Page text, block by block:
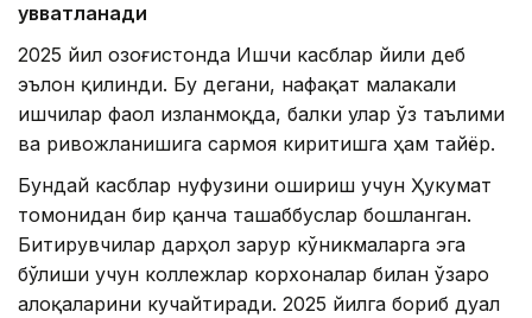
қувватланади
2025 йил Қозоғистонда Ишчи касблар йили деб
эълон қилинди. Бу дегани, нафақат малакали
ишчилар фаол изланмоқда, балки улар ўз таълими
ва ривожланишига сармоя киритишга ҳам тайёр.
Бундай касблар нуфузини ошириш учун Ҳукумат
томонидан бир қанча ташаббуслар бошланган.
Битирувчилар дарҳол зарур кўникмаларга эга
бўлиши учун коллежлар корхоналар билан ўзаро
алоқаларини кучайтиради. 2025 йилга бориб дуал